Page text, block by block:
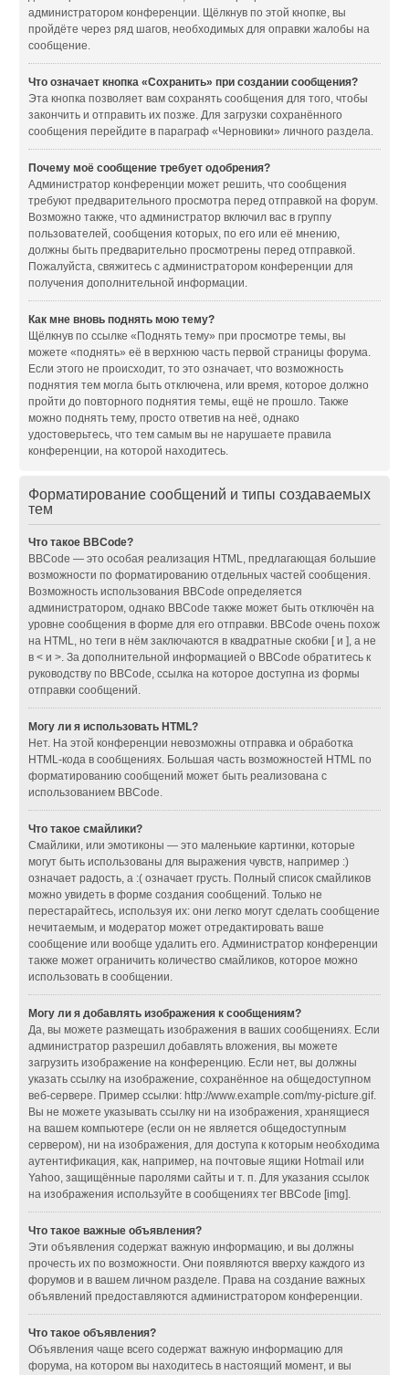
администратором конференции. Щёлкнув по этой кнопке, вы
пройдёте через ряд шагов, необходимых для оправки жалобы на
сообщение.
Что означает кнопка «Сохранить» при создании сообщения?
Эта кнопка позволяет вам сохранять сообщения для того, чтобы
закончить и отправить их позже. Для загрузки сохранённого
сообщения перейдите в параграф «Черновики» личного раздела.
Почему моё сообщение требует одобрения?
Администратор конференции может решить, что сообщения
требуют предварительного просмотра перед отправкой на форум.
Возможно также, что администратор включил вас в группу
пользователей, сообщения которых, по его или её мнению,
должны быть предварительно просмотрены перед отправкой.
Пожалуйста, свяжитесь с администратором конференции для
получения дополнительной информации.
Как мне вновь поднять мою тему?
Щёлкнув по ссылке «Поднять тему» при просмотре темы, вы
можете «поднять» её в верхнюю часть первой страницы форума.
Если этого не происходит, то это означает, что возможность
поднятия тем могла быть отключена, или время, которое должно
пройти до повторного поднятия темы, ещё не прошло. Также
можно поднять тему, просто ответив на неё, однако
удостоверьтесь, что тем самым вы не нарушаете правила
конференции, на которой находитесь.
Форматирование сообщений и типы создаваемых
тем
Что такое BBCode?
BBCode — это особая реализация HTML, предлагающая большие
возможности по форматированию отдельных частей сообщения.
Возможность использования BBCode определяется
администратором, однако BBCode также может быть отключён на
уровне сообщения в форме для его отправки. BBCode очень похож
на HTML, но теги в нём заключаются в квадратные скобки [ и ], а не
в < и >. За дополнительной информацией о BBCode обратитесь к
руководству по BBCode, ссылка на которое доступна из формы
отправки сообщений.
Могу ли я использовать HTML?
Нет. На этой конференции невозможны отправка и обработка
HTML-кода в сообщениях. Большая часть возможностей HTML по
форматированию сообщений может быть реализована с
использованием BBCode.
Что такое смайлики?
Смайлики, или эмотиконы — это маленькие картинки, которые
могут быть использованы для выражения чувств, например :)
означает радость, а :( означает грусть. Полный список смайликов
можно увидеть в форме создания сообщений. Только не
перестарайтесь, используя их: они легко могут сделать сообщение
нечитаемым, и модератор может отредактировать ваше
сообщение или вообще удалить его. Администратор конференции
также может ограничить количество смайликов, которое можно
использовать в сообщении.
Могу ли я добавлять изображения к сообщениям?
Да, вы можете размещать изображения в ваших сообщениях. Если
администратор разрешил добавлять вложения, вы можете
загрузить изображение на конференцию. Если нет, вы должны
указать ссылку на изображение, сохранённое на общедоступном
веб-сервере. Пример ссылки: http://www.example.com/my-picture.gif.
Вы не можете указывать ссылку ни на изображения, хранящиеся
на вашем компьютере (если он не является общедоступным
сервером), ни на изображения, для доступа к которым необходима
аутентификация, как, например, на почтовые ящики Hotmail или
Yahoo, защищённые паролями сайты и т. п. Для указания ссылок
на изображения используйте в сообщениях тег BBCode [img].
Что такое важные объявления?
Эти объявления содержат важную информацию, и вы должны
прочесть их по возможности. Они появляются вверху каждого из
форумов и в вашем личном разделе. Права на создание важных
объявлений предоставляются администратором конференции.
Что такое объявления?
Объявления чаще всего содержат важную информацию для
форума, на котором вы находитесь в настоящий момент, и вы